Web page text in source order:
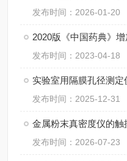
发布时间：2026-01-20
2020版《中国药典》
发布时间：2023-04-18
发布时间：2025-12-31
金属粉末真密度仪的触
发布时间：2026-07-23